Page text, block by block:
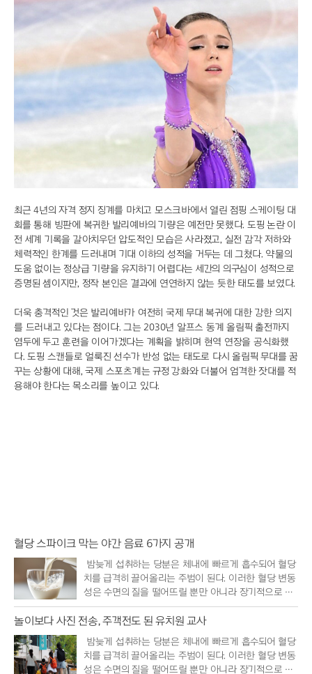
최근 4년의 자격 정지 징계를 마치고 모스크바에서 열린 점핑 스케이팅 대
회를 통해 빙판에 복귀한 발리예바의 기량은 예전만 못했다. 도핑 논란 이
전 세계 기록을 갈아치우던 압도적인 모습은 사라졌고, 실전 감각 저하와
체력적인 한계를 드러내며 기대 이하의 성적을 거두는 데 그쳤다. 약물의
도움 없이는 정상급 기량을 유지하기 어렵다는 세간의 의구심이 성적으로
증명된 셈이지만, 정작 본인은 결과에 연연하지 않는 듯한 태도를 보였다.
더욱 충격적인 것은 발리예바가 여전히 국제 무대 복귀에 대한 강한 의지
를 드러내고 있다는 점이다. 그는 2030년 알프스 동계 올림픽 출전까지
염두에 두고 훈련을 이어가겠다는 계획을 밝히며 현역 연장을 공식화했
다. 도핑 스캔들로 얼룩진 선수가 반성 없는 태도로 다시 올림픽 무대를 꿈
꾸는 상황에 대해, 국제 스포츠계는 규정 강화와 더불어 엄격한 잣대를 적
용해야 한다는 목소리를 높이고 있다.
혈당 스파이크 막는 야간 음료 6가지 공개
밤늦게 섭취하는 당분은 체내에 빠르게 흡수되어 혈당
치를 급격히 끌어올리는 주범이 된다. 이러한 혈당 변동
성은 수면의 질을 떨어뜨릴 뿐만 아니라 장기적으로 대
사 질환의 위..
놀이보다 사진 전송, 주객전도 된 유치원 교사
밤늦게 섭취하는 당분은 체내에 빠르게 흡수되어 혈당
치를 급격히 끌어올리는 주범이 된다. 이러한 혈당 변동
성은 수면의 질을 떨어뜨릴 뿐만 아니라 장기적으로 대